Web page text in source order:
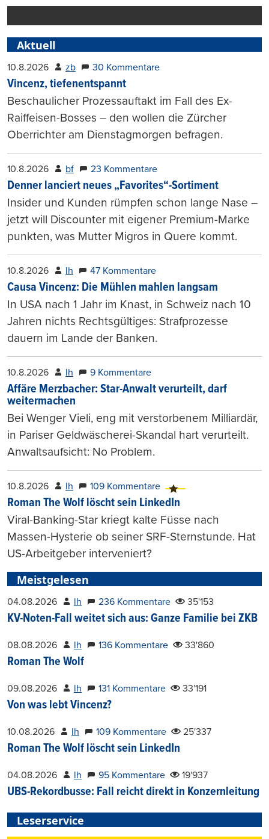
Aktuell
10.8.2026 zb 30 Kommentare
Vincenz, tiefenentspannt
Beschaulicher Prozessauftakt im Fall des Ex-
Raiffeisen-Bosses – den wollen die Zürcher
Oberrichter am Dienstagmorgen befragen.
10.8.2026 bf 23 Kommentare
Denner lanciert neues „Favorites“-Sortiment
Insider und Kunden rümpfen schon lange Nase –
jetzt will Discounter mit eigener Premium-Marke
punkten, was Mutter Migros in Quere kommt.
10.8.2026 lh 47 Kommentare
Causa Vincenz: Die Mühlen mahlen langsam
In USA nach 1 Jahr im Knast, in Schweiz nach 10
Jahren nichts Rechtsgültiges: Strafprozesse
dauern im Lande der Banken.
10.8.2026 lh 9 Kommentare
Affäre Merzbacher: Star-Anwalt verurteilt, darf
weitermachen
Bei Wenger Vieli, eng mit verstorbenem Milliardär,
in Pariser Geldwäscherei-Skandal hart verurteilt.
Anwaltsaufsicht: No Problem.
10.8.2026 lh 109 Kommentare
Roman The Wolf löscht sein LinkedIn
Viral-Banking-Star kriegt kalte Füsse nach
Massen-Hysterie ob seiner SRF-Sternstunde. Hat
US-Arbeitgeber interveniert?
Meistgelesen
04.08.2026 lh 236 Kommentare 35'153
KV-Noten-Fall weitet sich aus: Ganze Familie bei ZKB
08.08.2026 lh 136 Kommentare 33'860
Roman The Wolf
09.08.2026 lh 131 Kommentare 33'191
Von was lebt Vincenz?
10.08.2026 lh 109 Kommentare 25'337
Roman The Wolf löscht sein LinkedIn
04.08.2026 lh 95 Kommentare 19'937
UBS-Rekordbusse: Fall reicht direkt in Konzernleitung
Leserservice